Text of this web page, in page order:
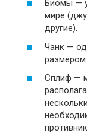
Биомы —
мире
другие).
Чанк —
размером
Сплиф —